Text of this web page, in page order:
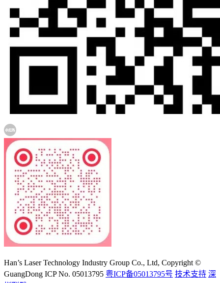
Han’s Laser Technology Industry Group Co., Ltd, Copyright ©
GuangDong ICP No. 05013795 粤ICP备05013795号 技术支持 深